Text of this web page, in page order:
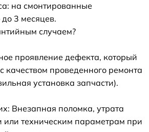
на смонтированные
3 месяцев.
случаем?
проявление дефекта, который
качеством проведенного ремонта
установка запчасти).
Внезапная поломка, утрата
или техническим параметрам при